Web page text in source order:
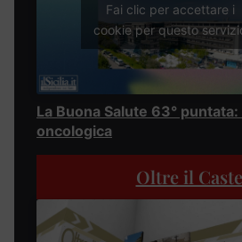
Fai clic per accettare i
cookie per questo
La Buona Salute 63°
oncologica
Oltre il